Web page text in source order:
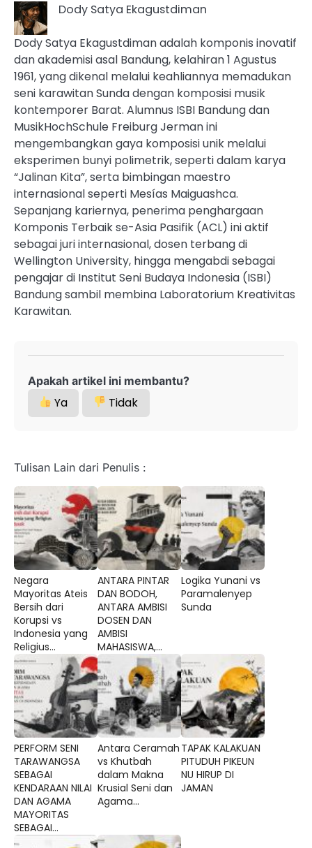
Dody Satya Ekagustdiman
Dody Satya Ekagustdiman adalah komponis inovatif
dan akademisi asal Bandung, kelahiran 1 Agustus
1961, yang dikenal melalui keahliannya memadukan
seni karawitan Sunda dengan komposisi musik
kontemporer Barat. Alumnus ISBI Bandung dan
MusikHochSchule Freiburg Jerman ini
mengembangkan gaya komposisi unik melalui
eksperimen bunyi polimetrik, seperti dalam karya
“Jalinan Kita”, serta bimbingan maestro
internasional seperti Mesías Maiguashca.
Sepanjang kariernya, penerima penghargaan
Komponis Terbaik se-Asia Pasifik (ACL) ini aktif
sebagai juri internasional, dosen terbang di
Wellington University, hingga mengabdi sebagai
pengajar di Institut Seni Budaya Indonesia (ISBI)
Bandung sambil membina Laboratorium Kreativitas
Karawitan.
Apakah artikel ini membantu?
Ya Tidak
Tulisan Lain dari Penulis :
Negara
Mayoritas Ateis
Bersih dari
Korupsi vs
Indonesia yang
Religius...
ANTARA PINTAR
DAN BODOH,
ANTARA AMBISI
DOSEN DAN
AMBISI
MAHASISWA,...
Logika Yunani vs
Paramalenyep
Sunda
PERFORM SENI
TARAWANGSA
SEBAGAI
KENDARAAN NILAI
DAN AGAMA
MAYORITAS
SEBAGAI...
Antara Ceramah
vs Khutbah
dalam Makna
Krusial Seni dan
Agama...
TAPAK KALAKUAN
PITUDUH PIKEUN
NU HIRUP DI
JAMAN